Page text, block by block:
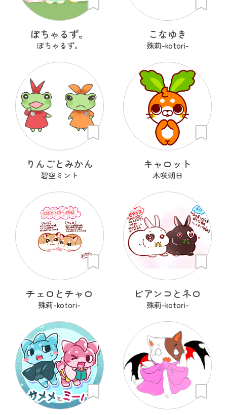
ぽちゃるず。
ぽちゃるず。
こなゆき
殊莉-kotori-
りんごとみかん
碧空ミント
キャロット
木咲朝日
チェロとチャロ
殊莉-kotori-
ビアンコとネロ
殊莉-kotori-